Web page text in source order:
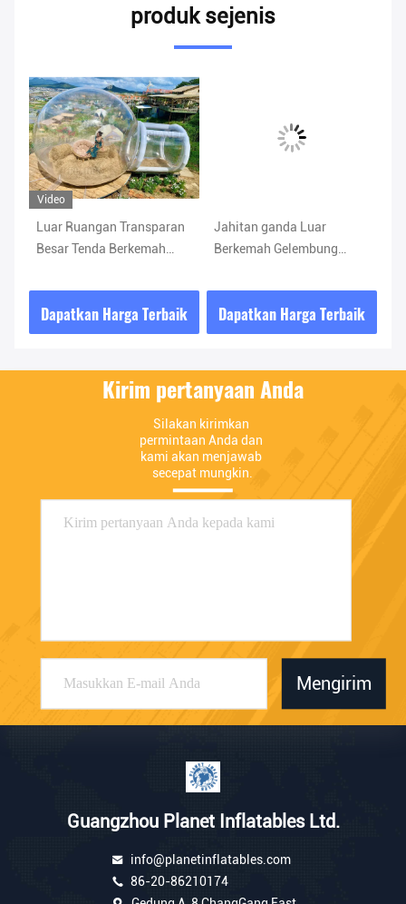
produk sejenis
Video
Luar Ruangan Transparan
Besar Tenda Berkemah
Terowongan Tunggal
Rumah Gelembung Tiup
Berkemah Tenda Dunia
Dapatkan Harga Terbaik
Jahitan ganda Luar
Berkemah Gelembung
Perbaikan Kit
Dapatkan Harga Terbaik
Kirim pertanyaan Anda
Silakan kirimkan
permintaan Anda dan
kami akan menjawab
secepat mungkin.
Mengirim
Guangzhou Planet Inflatables Ltd.
info@planetinflatables.com
86-20-86210174